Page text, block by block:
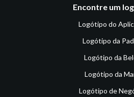
Encontre um
Logótipo do
Logótipo da
Logótipo da
Logótipo da
Logótipo de